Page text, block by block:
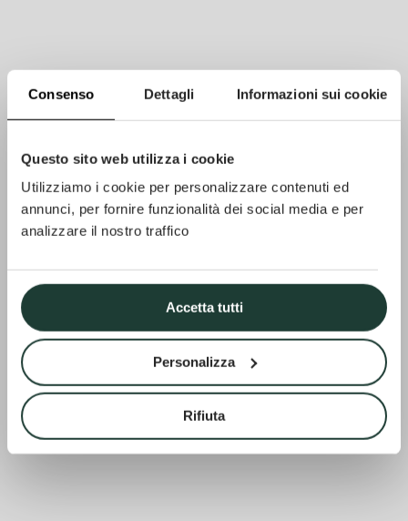
Consenso Dettagli Informazioni sui cookie
Questo sito web utilizza i cookie
Utilizziamo i cookie per personalizzare contenuti ed
annunci, per fornire funzionalità dei social media e per
analizzare il nostro traffico
Accetta tutti
Personalizza
Rifiuta
PROJET
Villa Privée